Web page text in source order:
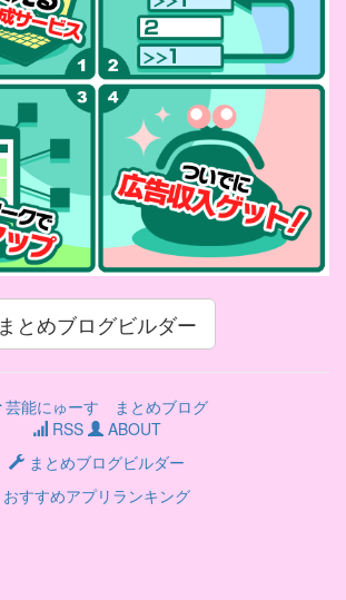
まとめブログビルダー
芸能にゅーす まとめブログ
RSS
ABOUT
まとめブログビルダー
おすすめアプリランキング